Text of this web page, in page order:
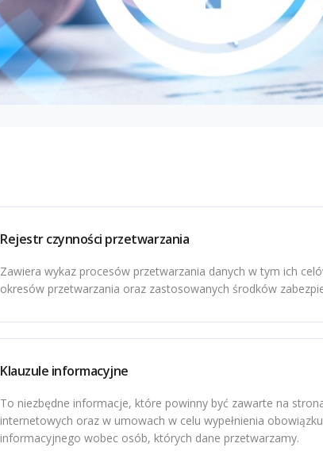
Rejestr czynności przetwarzania
Zawiera wykaz procesów przetwarzania danych w tym ich
okresów przetwarzania oraz zastosowanych środków
Klauzule informacyjne
To niezbędne informacje, które powinny być zawarte na
internetowych oraz w umowach w celu wypełnienia obowiązku
informacyjnego wobec osób, których dane przetwarzamy.